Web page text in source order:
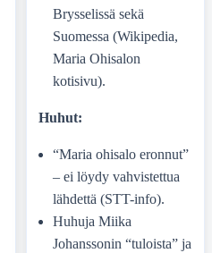
Brysselissä sekä
Suomessa (Wikipedia,
Maria Ohisalon
kotisivu).
Huhut:
“Maria ohisalo eronnut”
– ei löydy vahvistettua
lähdettä (STT-info).
Huhuja Miika
Johanssonin “tuloista” ja